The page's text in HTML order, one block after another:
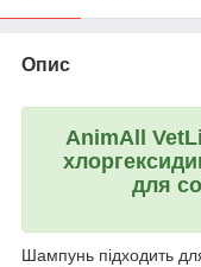
Опис
AnimAll
для
Шампунь підходить